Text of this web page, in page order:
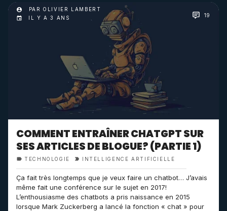
COMMENT ENTRAÎNER CHATGPT SUR
SES ARTICLES DE BLOGUE? (PARTIE 1)
TECHNOLOGIE INTELLIGENCE ARTIFICIELLE
Ça fait très longtemps que je veux faire un chatbot… J’avais
même fait une conférence sur le sujet en 2017!
L’enthousiasme des chatbots a pris naissance en 2015
lorsque Mark Zuckerberg a lancé la fonction « chat » pour
PAR OLIVIER LAMBERT
IL Y A 3 ANS
19